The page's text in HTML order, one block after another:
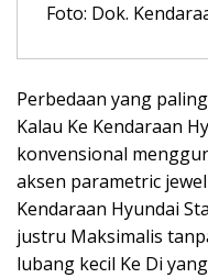
Foto: Dok.
Perbedaan yang
Kalau Ke Kendaraan
konvensional
aksen parametric
Kendaraan Hyundai
justru Maksimalis
lubang kecil Ke Di